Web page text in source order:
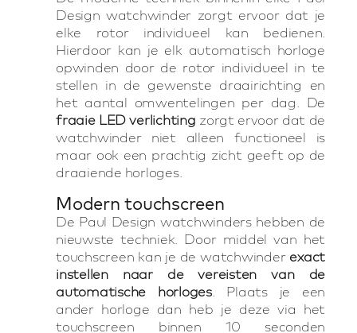
Design watchwinder zorgt ervoor dat je
elke rotor individueel kan bedienen.
Hierdoor kan je elk automatisch horloge
opwinden door de rotor individueel in te
stellen in de gewenste draairichting en
het aantal omwentelingen per dag. De
fraaie LED verlichting zorgt ervoor dat de
watchwinder niet alleen functioneel is
maar ook een prachtig zicht geeft op de
draaiende horloges.
Modern touchscreen
De Paul Design watchwinders hebben de
nieuwste techniek. Door middel van het
touchscreen kan je de watchwinder exact
instellen naar de vereisten van de
automatische horloges. Plaats je een
ander horloge dan heb je deze via het
touchscreen binnen 10 seconden